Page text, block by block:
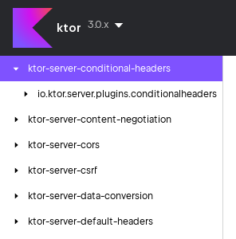
ktor 3.0.x
ktor-server-call-logging
ktor-server-compression
ktor-server-conditional-headers
io. ktor.server.plugins.conditionalheaders
ktor-server-content-negotiation
ktor-server-cors
ktor-server-csrf
ktor-server-data-conversion
ktor-server-default-headers